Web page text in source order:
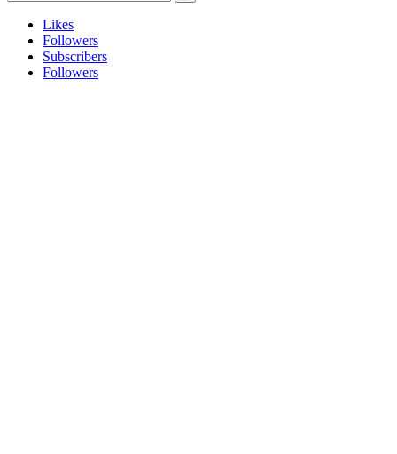
Likes
Followers
Subscribers
Followers